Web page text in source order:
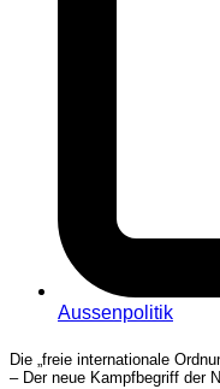
Aussenpolitik
Die „freie internationale
– Der neue Kampfbegriff der